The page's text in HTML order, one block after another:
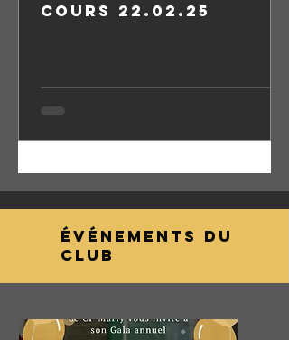
Cours 22.02.25
événements DU
CLUB